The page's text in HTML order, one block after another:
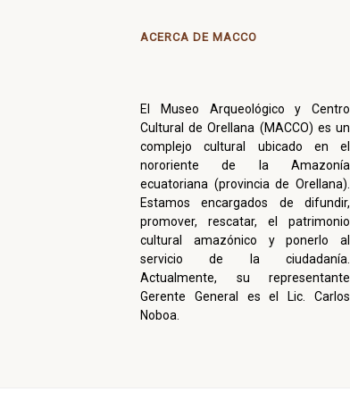
ACERCA DE MACCO
El Museo Arqueológico y Centro
Cultural de Orellana (MACCO) es un
complejo cultural ubicado en el
nororiente de la Amazonía
ecuatoriana (provincia de Orellana).
Estamos encargados de difundir,
promover, rescatar, el patrimonio
cultural amazónico y ponerlo al
servicio de la ciudadanía.
Actualmente, su representante
Gerente General es el Lic. Carlos
Noboa.